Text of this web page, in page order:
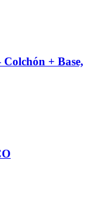
+ Base,